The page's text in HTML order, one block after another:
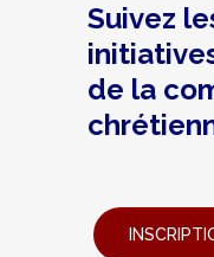
Suivez
de la